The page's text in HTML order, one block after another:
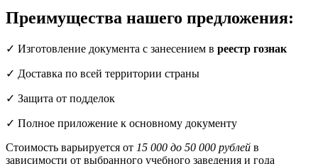
Преимущества нашего предложения:
✓ Изготовление документа с занесением в реестр гознак
✓ Доставка по всей территории страны
✓ Защита от подделок
✓ Полное приложение к основному документу
Стоимость варьируется от 15 000 до 50 000 рублей в
зависимости от выбранного учебного заведения и года